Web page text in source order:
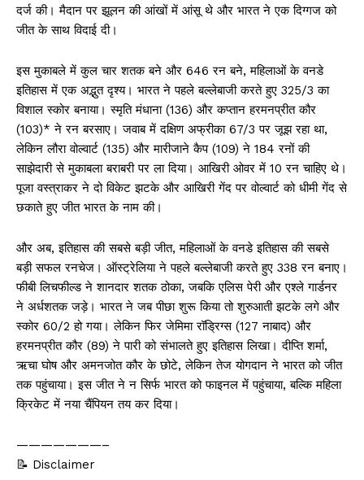
दर्ज की। मैदान पर झूलन की आंखों में आंसू थे और भारत ने एक दिग्गज को
जीत के साथ विदाई दी।
इस मुकाबले में कुल चार शतक बने और 646 रन बने, महिलाओं के वनडे
इतिहास में एक अद्भुत दृश्य। भारत ने पहले बल्लेबाजी करते हुए 325/3 का
विशाल स्कोर बनाया। स्मृति मंधाना (136) और कप्तान हरमनप्रीत कौर
(103)* ने रन बरसाए। जवाब में दक्षिण अफ्रीका 67/3 पर जूझ रहा था,
लेकिन लौरा वोल्वार्ट (135) और मारीजाने कैप (109) ने 184 रनों की
साझेदारी से मुकाबला बराबरी पर ला दिया। आखिरी ओवर में 10 रन चाहिए थे।
पूजा वस्त्राकर ने दो विकेट झटके और आखिरी गेंद पर वोल्वार्ट को धीमी गेंद से
छकाते हुए जीत भारत के नाम की।
और अब, इतिहास की सबसे बड़ी जीत, महिलाओं के वनडे इतिहास की सबसे
बड़ी सफल रनचेज। ऑस्ट्रेलिया ने पहले बल्लेबाजी करते हुए 338 रन बनाए।
फीबी लिचफील्ड ने शानदार शतक ठोका, जबकि एलिस पेरी और एश्ले गार्डनर
ने अर्धशतक जड़े। भारत ने जब पीछा शुरू किया तो शुरुआती झटके लगे और
स्कोर 60/2 हो गया। लेकिन फिर जेमिमा रॉड्रिग्स (127 नाबाद) और
हरमनप्रीत कौर (89) ने पारी को संभालते हुए इतिहास लिखा। दीप्ति शर्मा,
ऋचा घोष और अमनजोत कौर के छोटे, लेकिन तेज योगदान ने भारत को जीत
तक पहुंचाया। इस जीत ने न सिर्फ भारत को फाइनल में पहुंचाया, बल्कि महिला
क्रिकेट में नया चैंपियन तय कर दिया।
———————–
📝 Disclaimer